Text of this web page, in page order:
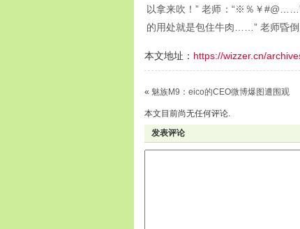
以拿来吹！” 老师：“※％￥
的用处就是包住牛肉……” 老师昏倒
本文地址： https://wizzer.cn/
« 魅族M9：eico的CEO微博爆图遭围观
本文目前尚无任何评论.
发表评论